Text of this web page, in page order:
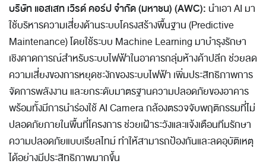
บริษัท แอสเสท เวิรด์ คอร์ป จำกัด (มหาชน) (AWC): นำเอา AI มา
ใช้บริหารความเสี่ยงด้านระบบโครงสร้างพื้นฐาน (Predictive
Maintenance) โดยใช้ระบบ Machine Learning มาบำรุงรักษา
เชิงคาดการณ์สำหรับระบบไฟฟ้าในอาคารกลุ่มห้างค้าปลีก ช่วยลด
ความเสี่ยงของการหยุดชะงักของระบบไฟฟ้า เพิ่มประสิทธิภาพการ
จัดการพลังงาน และยกระดับมาตรฐานความปลอดภัยของอาคาร
พร้อมทั้งมีการนำร่องใช้ AI Camera กล้องตรวจจับพฤติกรรมที่ไม่
ปลอดภัยภายในพื้นที่โครงการ ช่วยเฝ้าระวังและแจ้งเตือนทีมรักษา
ความปลอดภัยแบบเรียลไทม์ ทำให้สามารถป้องกันและลดอุบัติเหตุ
ได้อย่างมีประสิทธิภาพมากขึ้น